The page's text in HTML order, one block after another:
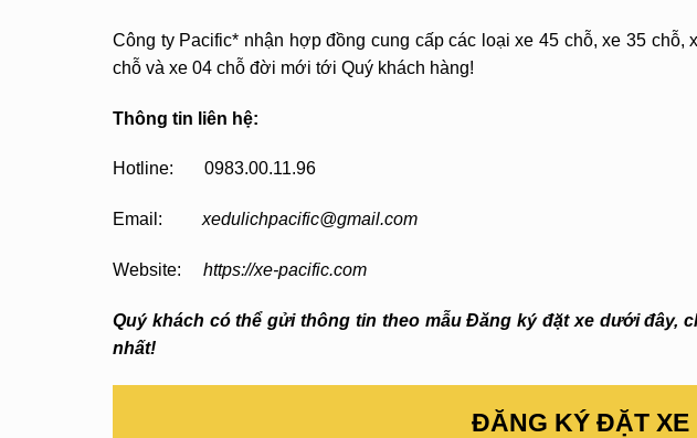
Công ty Pacific* nhận hợp đồng cung cấp các loại xe 45 chỗ, xe 35 chỗ,
chỗ và xe 04 chỗ đời mới tới Quý khách hàng!
Thông tin liên hệ:
Hotline: 0983.00.11.96
Email: xedulichpacific@gmail.com
Website: https://xe-pacific.com
Quý khách có thể gửi thông tin theo mẫu Đăng ký đặt xe dưới đây,
nhất!
ĐĂNG KÝ ĐẶT XE